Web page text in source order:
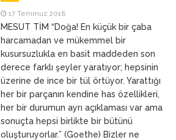
17 Temmuz 2018
MESUT TİM “Doğa! En küçük bir çaba
harcamadan ve mükemmel bir
kusursuzlukla en basit maddeden son
derece farklı şeyler yaratıyor; hepsinin
üzerine de ince bir tül örtüyor. Yarattığı
her bir parçanın kendine has özellikleri,
her bir durumun ayrı açıklaması var ama
sonuçta hepsi birlikte bir bütünü
oluşturuyorlar.” (Goethe) Bizler ne